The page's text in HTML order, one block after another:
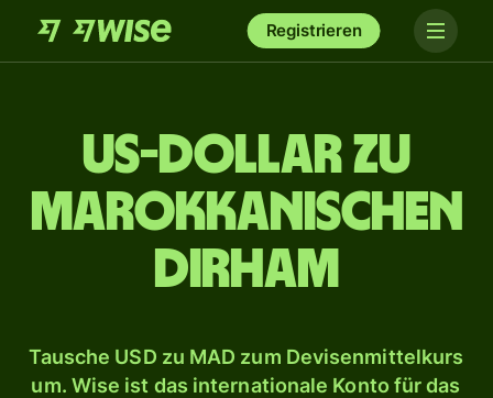
Registrieren
US-Dollar zu
marokkanischen
Dirham
Tausche USD zu MAD zum Devisenmittelkurs
um. Wise ist das internationale Konto für das